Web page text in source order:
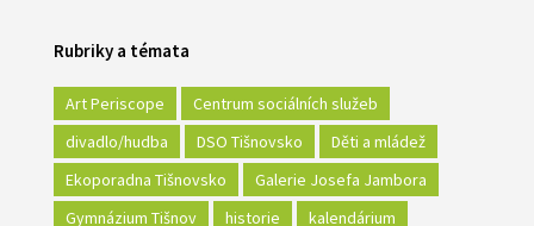
Rubriky a témata
Art Periscope
Centrum sociálních služeb
divadlo/hudba
DSO Tišnovsko
Děti a mládež
Ekoporadna Tišnovsko
Galerie Josefa Jambora
Gymnázium Tišnov
historie
kalendárium